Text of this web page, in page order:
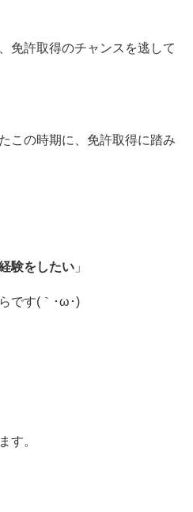
免許取得のチャンスを逃して
この時期に、免許取得に踏み
験をしたい 」
です(｀･ω･)
す。